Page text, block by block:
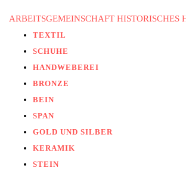
ARBEITSGEMEINSCHAFT HISTORISCHES
TEXTIL
SCHUHE
HANDWEBEREI
BRONZE
BEIN
SPAN
GOLD UND SILBER
KERAMIK
STEIN